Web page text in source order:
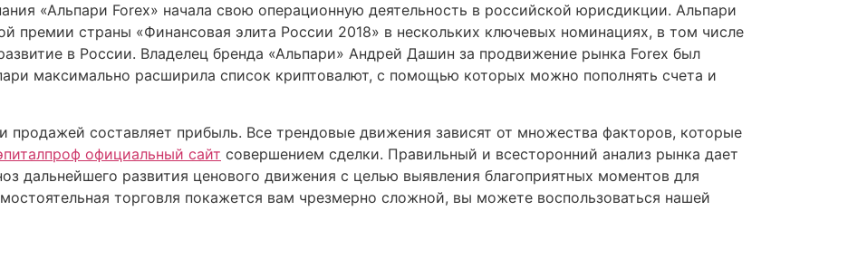
«Альпари Forex» начала свою операционную деятельность в российской юрисдикции. Альпари
премии страны «Финансовая элита России 2018» в нескольких ключевых номинациях, в том числе
в России. Владелец бренда «Альпари» Андрей Дашин за продвижение рынка Forex был
максимально расширила список криптовалют, с помощью которых можно пополнять счета и
продажей составляет прибыль. Все трендовые движения зависят от множества факторов, которые
официальный сайт совершением сделки. Правильный и всесторонний анализ рынка дает
дальнейшего развития ценового движения с целью выявления благоприятных моментов для
торговля покажется вам чрезмерно сложной, вы можете воспользоваться нашей